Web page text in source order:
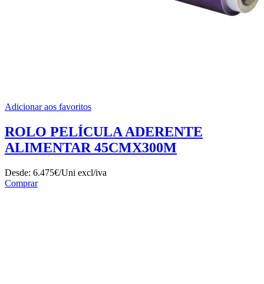
Adicionar aos favoritos
ROLO PELÍCULA ADERENTE
ALIMENTAR 45CMX300M
Desde: 6.475€/Uni excl/iva
Comprar